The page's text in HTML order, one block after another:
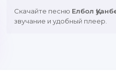
Скачайте песню Елбол
звучание и удобный плеер.